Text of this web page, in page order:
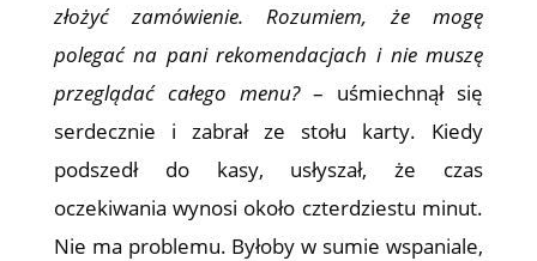
złożyć zamówienie. Rozumiem, że mogę
polegać na pani rekomendacjach i nie muszę
przeglądać całego menu?– uśmiechnął się
serdecznie i zabrał ze stołu karty. Kiedy
podszedł do kasy, usłyszał, że czas
oczekiwania wynosi około czterdziestu minut.
Nie ma problemu. Byłoby w sumie wspaniale,